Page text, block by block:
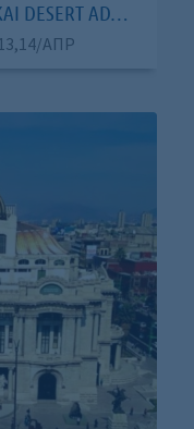
ΝΤΟΥΜΠΑΪ, ΑΜΠΟΥ ΝΤΑΜΠΙ ΚΑΙ DESERT ADVENTURE
ΑΠΡ